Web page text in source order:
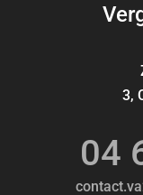
3,
04